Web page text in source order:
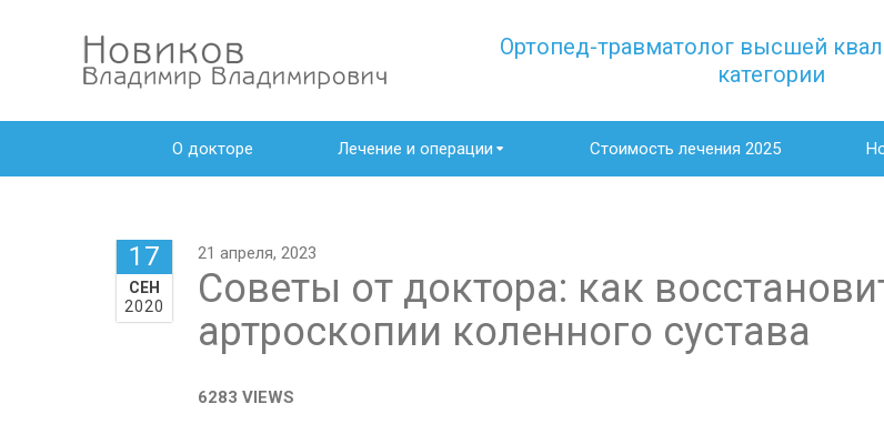
Ортопед-травматолог высшей
категории
О докторе Лечение и операции Стоимость лечения 2025
17
СЕН
2020
21 апреля, 2023
Советы от доктора: как
артроскопии коленного сустава
6283 VIEWS